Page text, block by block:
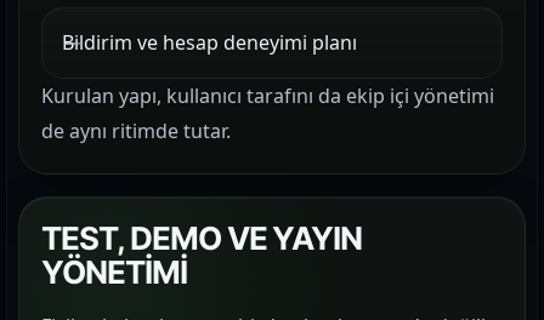
Bildirim ve hesap deneyimi planı
Kurulan yapı, kullanıcı tarafını da ekip içi yönetimi
de aynı ritimde tutar.
TEST, DEMO VE YAYIN
YÖNETİMİ